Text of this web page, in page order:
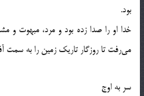
بود.
خدا او را صدا زده بود و مرد، مبهوت و
می‌رفت تا روزگار تاریک زمین را به سمت
سر به اوج